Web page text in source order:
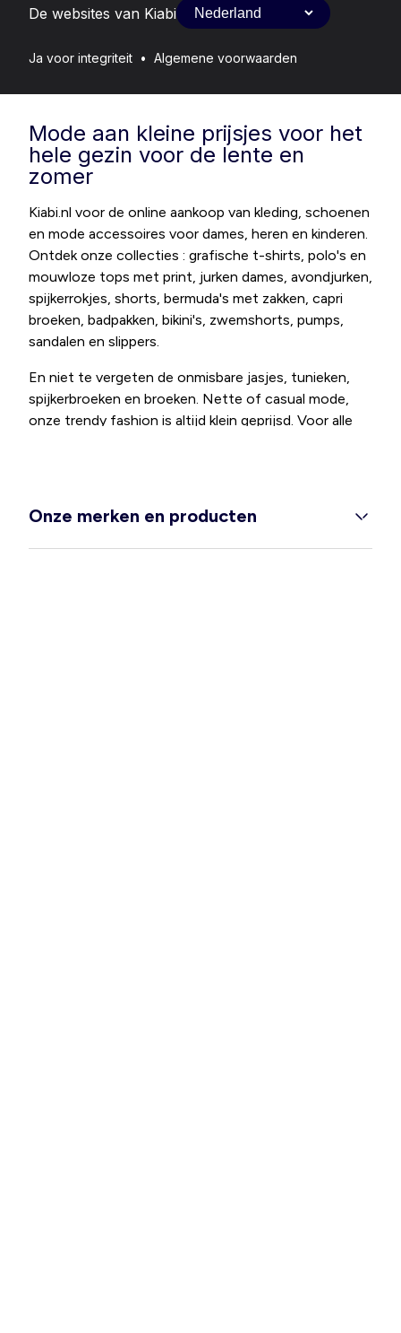
De websites van Kiabi
Ja voor integriteit • Algemene voorwaarden
Mode aan kleine prijsjes voor het
hele gezin voor de lente en
zomer
Kiabi.nl voor de online aankoop van kleding, schoenen
en mode accessoires voor dames, heren en kinderen.
Ontdek onze collecties : grafische t-shirts, polo's en
mouwloze tops met print, jurken dames, avondjurken,
spijkerrokjes, shorts, bermuda's met zakken, capri
broeken, badpakken, bikini's, zwemshorts, pumps,
sandalen en slippers.
En niet te vergeten de onmisbare jasjes, tunieken,
spijkerbroeken en broeken. Nette of casual mode,
onze trendy fashion is altijd klein geprijsd. Voor alle
onze afdeling grote maten mode voor dames (jurken,
tops, tunieken, lingerie) en heren (t-shirts,
overhemden, kostuums, broeken). Voor al uw
Onze merken en producten